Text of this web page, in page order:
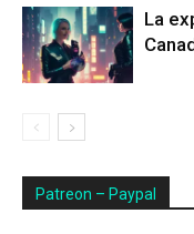
La
Patreon – Paypal